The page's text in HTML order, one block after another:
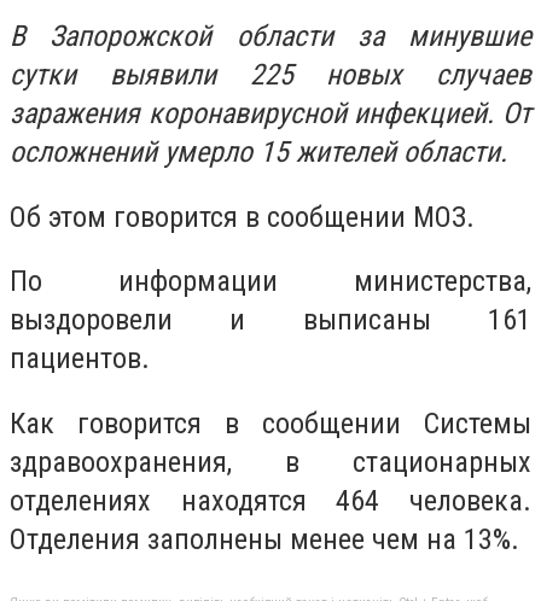
В Запорожской области за минувшие
сутки выявили 225 новых случаев
заражения коронавирусной инфекцией. От
осложнений умерло 15 жителей области.
Об этом говорится в сообщении МОЗ.
По информации министерства,
выздоровели и выписаны 161
пациентов.
Как говорится в сообщении Системы
здравоохранения, в стационарных
отделениях находятся 464 человека.
Отделения заполнены менее чем на 13%.